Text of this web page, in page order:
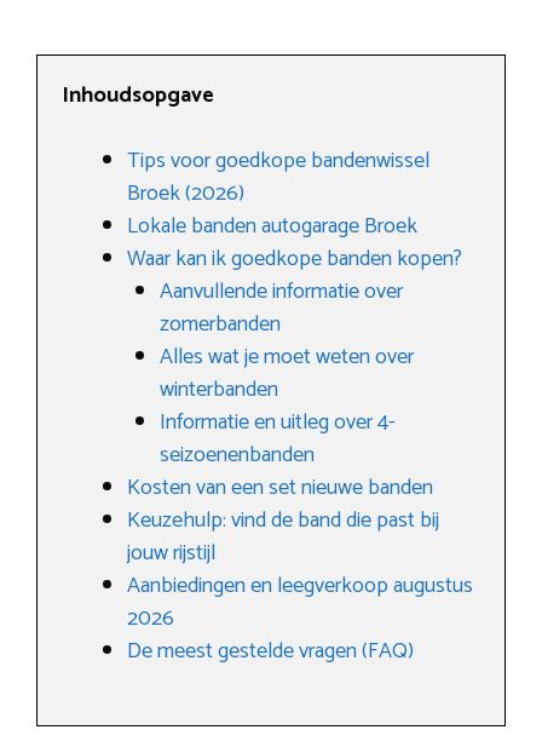
Inhoudsopgave
Tips voor goedkope bandenwissel
Broek (2026)
Lokale banden autogarage Broek
Waar kan ik goedkope banden kopen?
Aanvullende informatie over
zomerbanden
Alles wat je moet weten over
winterbanden
Informatie en uitleg over 4-
seizoenenbanden
Kosten van een set nieuwe banden
Keuzehulp: vind de band die past bij
jouw rijstijl
Aanbiedingen en leegverkoop augustus
2026
De meest gestelde vragen (FAQ)